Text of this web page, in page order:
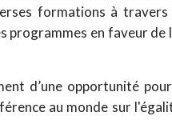
formations à
programmes en faveur
d’une opportunité
au monde sur